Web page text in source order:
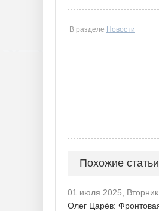
В разделе Новости
Похожие
01 июля 2025, Вторник
Олег Царёв: